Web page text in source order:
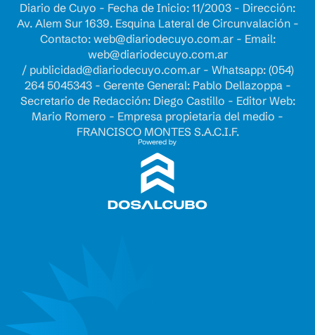
Diario de Cuyo - Fecha de Inicio: 11/2003 - Dirección:
Av. Alem Sur 1639. Esquina Lateral de Circunvalación -
Contacto: web@diariodecuyo.com.ar- Email:
web@diariodecuyo.com.ar
/ publicidad@diariodecuyo.com.ar- Whatsapp: (054)
264 5045343 - Gerente General: Pablo Dellazoppa -
Secretario de Redacción: Diego Castillo - Editor Web:
Mario Romero - Empresa propietaria del medio -
FRANCISCO MONTES S.A.C.I.F.